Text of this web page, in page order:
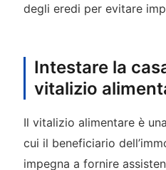
degli eredi per evitare
Intestare la
vitalizio
Il vitalizio alimentare è
cui il beneficiario
impegna a fornire